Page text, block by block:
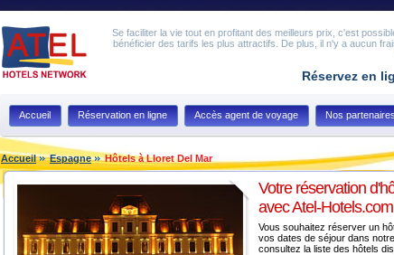
Se faciliter la vie tout en profitant des meilleurs prix, c'est
bénéficier des tarifs les plus attractifs. De plus, il n'y a aucun
Réservez en
Accueil Réservation en ligne Accès agent de voyage Nos
Accueil Espagne Hôtels à Lloret Del Mar
Votre réservation
avec Atel-
Vous souhaitez réserver un
vos dates de séjour dans
consultez la liste des hôtels